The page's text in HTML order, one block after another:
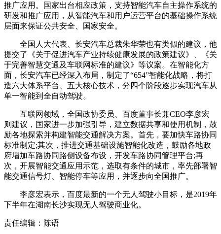
推广应用。国家出台相应政策，支持智能汽车自主操作系统的
研发和推广应用，从智能汽车和用户运营平台的基础操作系统
层面来保证公共安全、国家安全。
全国人大代表、长安汽车总裁朱华荣也有类似的建议，他
提交了《关于促进汽车产业持续健康发展的政策建议》、《关
于完善智慧交通及车联网标准的建议》等议案。在智能化方
面，长安汽车已经深入布局，制定了“654”智能化战略，将打
造六大体系平台、五大核心技术，分四个阶段逐步实现汽车从
单一智能到全自动驾驶。
互联网领域，全国政协委员、百度董事长兼CEO李彦宏
则建议，国家进一步加强引导，建立数据共享和使用机制，鼓
励各地探索并构建智能交通解决方案。首先，要加快车路协同
标准制定;其次，推进交通基础设施智能化改造，鼓励各地政
府增加车路协同路侧设备布设，开发车路协同管理平台;再
次，开展智能交通应用示范，选取有条件的城市，率先部署智
能交通信号灯、智能停车等应用，并逐步向全国推广。
李彦宏表示，百度最新的一个无人驾驶小目标，是2019年
下半年在湖南长沙实现无人驾驶商业化。
责任编辑：陈语